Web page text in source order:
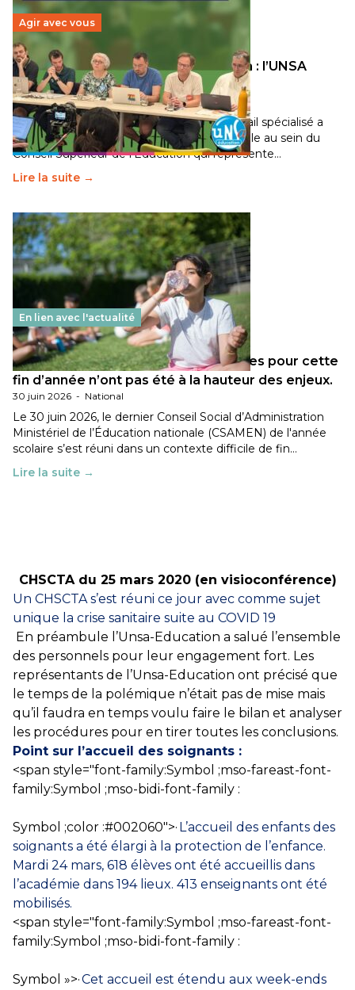
Agir avec vous
Transition écologique de l’éducation : l’UNSA
Éducation fait bouger les lignes
30 juin 2026-National
Pendant plusieurs mois, un groupe de travail spécialisé a
travaillé sur la transition écologique de l’Ecole au sein du
Conseil Supérieur de l’Éducation qui représente…
Lire la suite →
En lien avec l'actualité
Les décisions ministérielles attendues pour cette
fin d’année n’ont pas été à la hauteur des enjeux.
30 juin 2026 - National
Le 30 juin 2026, le dernier Conseil Social d’Administration
Ministériel de l’Éducation nationale (CSAMEN) de l'année
scolaire s’est réuni dans un contexte difficile de fin…
Lire la suite →
CHSCTA du 25 mars 2020 (en visioconférence)
Un CHSCTA s’est réuni ce jour avec comme sujet
unique la crise sanitaire suite au COVID 19
En préambule l’Unsa-Education a salué l’ensemble
des personnels pour leur engagement fort. Les
représentants de l’Unsa-Education ont précisé que
le temps de la polémique n’était pas de mise mais
qu’il faudra en temps voulu faire le bilan et analyser
les procédures pour en tirer toutes les conclusions.
Point sur l’accueil des soignants :
<span style="font-family:Symbol ;mso-fareast-font-
family:Symbol ;mso-bidi-font-family :
Symbol ;color :#002060″>· L’accueil des enfants des
soignants a été élargi à la protection de l’enfance.
Mardi 24 mars, 618 élèves ont été accueillis dans
l’académie dans 194 lieux. 413 enseignants ont été
mobilisés.
<span style="font-family:Symbol ;mso-fareast-font-
family:Symbol ;mso-bidi-font-family :
Symbol »>·Cet accueil est étendu aux week-ends